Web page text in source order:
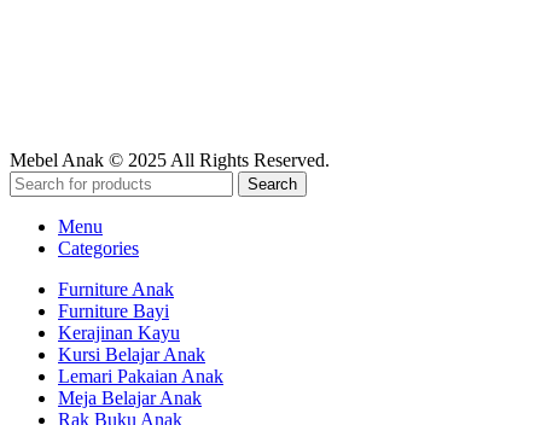
Mebel Anak © 2025 All Rights Reserved.
Search
Menu
Categories
Furniture Anak
Furniture Bayi
Kerajinan Kayu
Kursi Belajar Anak
Lemari Pakaian Anak
Meja Belajar Anak
Rak Buku Anak